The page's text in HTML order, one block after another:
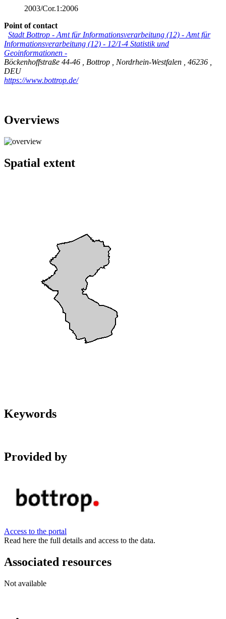
2003/Cor.1:2006
Point of contact
Stadt Bottrop - Amt für Informationsverarbeitung (12) -Amt für
Informationsverarbeitung (12) - 12/1-4 Statistik und
Geoinformationen -
Böckenhoffstraße 44-46 , Bottrop , Nordrhein-Westfalen , 46236 ,
DEU
https://www.bottrop.de/
Overviews
Spatial extent
Keywords
Provided by
Access to the portal
Read here the full details and access to the data.
Associated resources
Not available